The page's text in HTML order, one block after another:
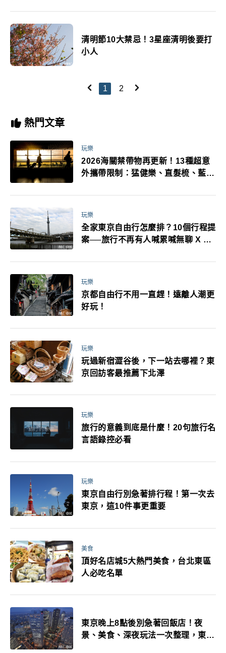
清明節10大禁忌！3星座清明後要打
小人
1 2
熱門文章
玩樂
2026海關禁帶物再更新！13種超意
外攜帶限制：猛健樂、直髮梳、藍牙
萬！注意事項一次看！
玩樂
全家東京自由行怎麼排？10個行程提
案──旅行不再有人喊累喊無聊 X 爸
玩樂
京都自由行不用一直趕！遠離人潮更
好玩！
玩樂
玩過新宿澀谷後，下一站去哪裡？東
京回訪客最推薦下北澤
玩樂
旅行的意義到底是什麼！20句旅行名
言語錄控必看
玩樂
東京自由行別急著排行程！第一次去
東京，這10件事更重要
美食
頂好名店城5大熱門美食，台北東區
人必吃名單
東京晚上8點後別急著回飯店！夜
景、美食、深夜玩法一次整理，東京